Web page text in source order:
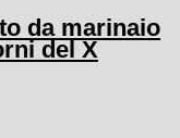
da marinaio
del X